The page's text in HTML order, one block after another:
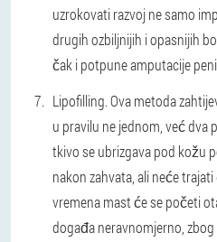
uzrokovati razvoj ne samo
drugih ozbiljnijih i opasnijih
čak i potpune amputacije
Lipofilling.Ova metoda
u pravilu ne jednom, već dva
tkivo se ubrizgava pod kožu
nakon zahvata, ali neće
vremena mast će se početi
događa neravnomjerno,